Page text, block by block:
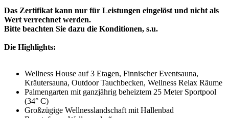
Das Zertifikat kann nur für Leistungen eingelöst und nicht als
Wert verrechnet werden.
Bitte beachten Sie dazu die Konditionen, s.u.
Die Highlights:
Wellness House auf 3 Etagen, Finnischer Eventsauna,
Kräutersauna, Outdoor Tauchbecken, Wellness Relax Räume
Palmengarten mit ganzjährig beheiztem 25 Meter Sportpool
(34° C)
Großzügige Wellnesslandschaft mit Hallenbad